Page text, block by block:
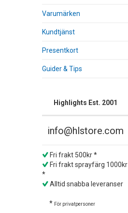
Varumärken
Kundtjänst
Presentkort
Guider & Tips
Highlights Est. 2001
info@hlstore.com
Fri frakt 500kr *
Fri frakt sprayfärg 1000kr
*
Alltid snabba leveranser
* För privatpersoner